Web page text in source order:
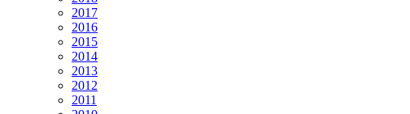
2017
2016
2015
2014
2013
2012
2011